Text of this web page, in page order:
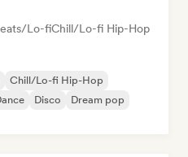
Lo-fiChill/Lo-fi Hip-Hop
Chill/Lo-fi Hip-Hop
Disco
Dream pop